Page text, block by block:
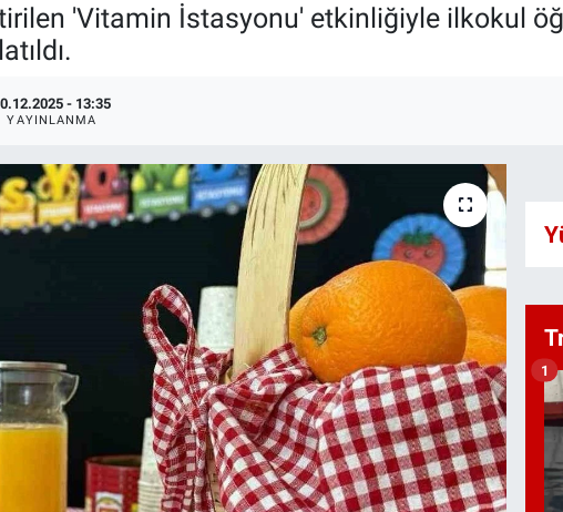
'Vitamin İstasyonu' etkinliğiyle ilkokul
- 13:35
YAYINLANMA
1